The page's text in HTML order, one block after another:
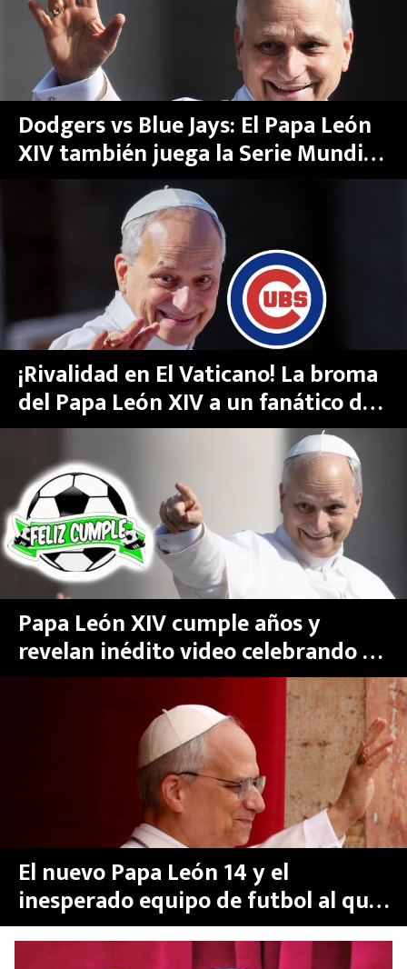
FUTBOL ESTUFA
FÓRMULA 1
BOXEO
LIGA MX
Dodgers vs Blue Jays: El Papa León
XIV también juega la Serie Mundial
2025 y elige su favorito
¡Rivalidad en El Vaticano! La broma
del Papa León XIV a un fanático de
Chicago Cubs
Papa León XIV cumple años y
revelan inédito video celebrando al
ritmo del futbol
El nuevo Papa León 14 y el
inesperado equipo de futbol al que
apoya